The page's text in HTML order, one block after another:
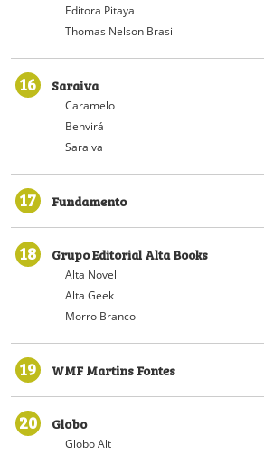
Editora Pitaya
Thomas Nelson Brasil
16 Saraiva
Caramelo
Benvirá
Saraiva
17 Fundamento
18 Grupo Editorial Alta Books
Alta Novel
Alta Geek
Morro Branco
19 WMF Martins Fontes
20 Globo
Globo Alt